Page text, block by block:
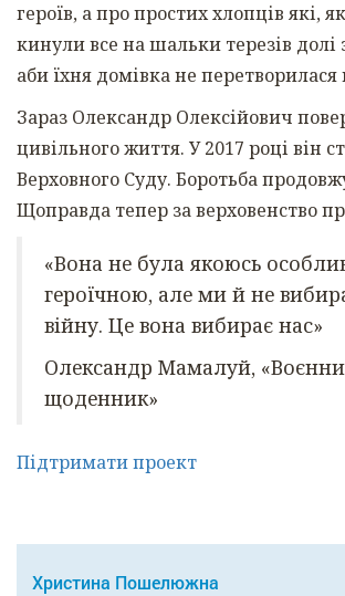
героїв, а про простих хлопців які,
кинули все на шальки терезів долі
аби їхня домівка не
Зараз Олександр Олексійович
цивільного життя. У 2017 році він
Верховного Суду. Боротьба
Щоправда тепер за верховенство
«Вона не була якоюсь
героїчною, але ми й не
війну. Це вона вибирає нас»
Олександр Мамалуй,
щоденник»
Підтримати проект
Христина Пошелюжна